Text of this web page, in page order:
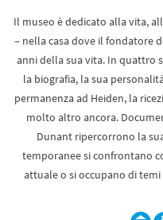
Il museo è dedicato alla vita,
– nella casa dove il fondatore
anni della sua vita. In quattro
la biografia, la sua
permanenza ad Heiden, la
molto altro ancora.
Dunant ripercorrono la
temporanee si confrontano
attuale o si occupano di